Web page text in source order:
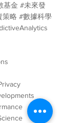
基金 #未來發
策略 #數據科學